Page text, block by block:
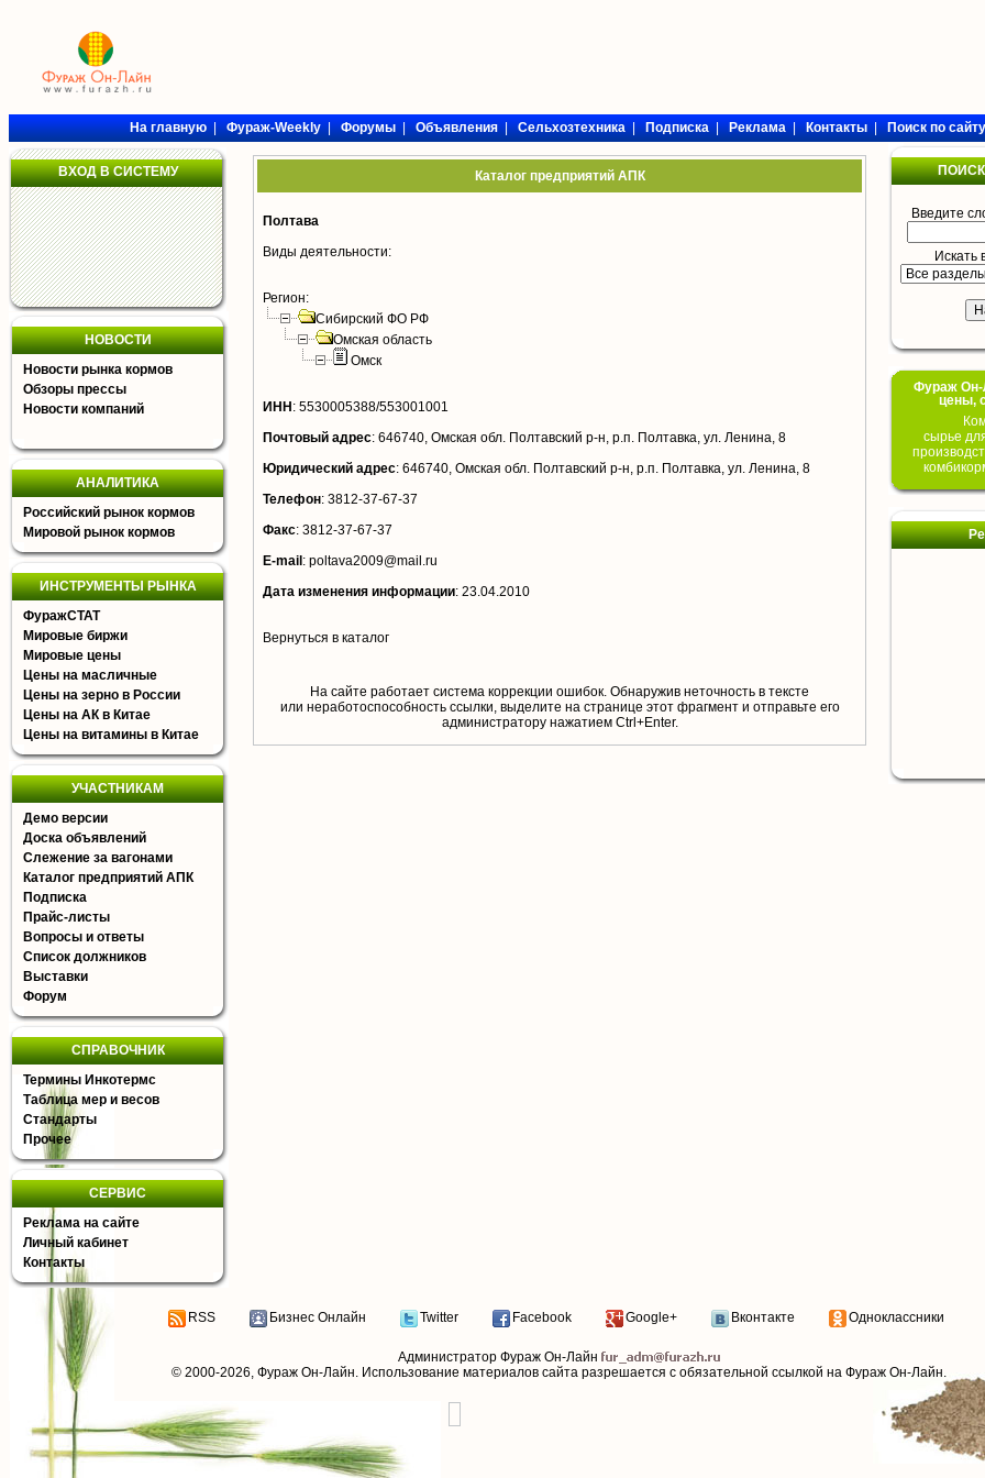
На главную|Фураж-Weekly|Форумы|Объявления|Сельхозтехника|Подписка|Реклама|Контакты|Поиск по сайту
ВХОД В СИСТЕМУ
НОВОСТИ
Новости рынка кормов
Обзоры прессы
Новости компаний
АНАЛИТИКА
Российский рынок кормов
Мировой рынок кормов
ИНСТРУМЕНТЫ РЫНКА
ФуражСТАТ
Мировые биржи
Мировые цены
Цены на масличные
Цены на зерно в России
Цены на АК в Китае
Цены на витамины в Китае
УЧАСТНИКАМ
Демо версии
Доска объявлений
Слежение за вагонами
Каталог предприятий АПК
Подписка
Прайс-листы
Вопросы и ответы
Список должников
Выставки
Форум
СПРАВОЧНИК
Термины Инкотермс
Таблица мер и весов
Стандарты
Прочее
СЕРВИС
Реклама на сайте
Личный кабинет
Контакты
Каталог предприятий АПК
Полтава
Виды деятельности:
Регион:
Сибирский ФО РФ
Омская область
Омск
ИНН : 5530005388/553001001
Почтовый адрес: 646740, Омская обл. Полтавский р-н, р.п. Полтавка, ул. Ленина, 8
Юридический адрес: 646740, Омская обл. Полтавский р-н, р.п. Полтавка, ул. Ленина, 8
Телефон: 3812-37-67-37
Факс: 3812-37-67-37
E-mail : poltava2009@mail.ru
Дата изменения информации: 23.04.2010
Вернуться в каталог
На сайте работает система коррекции ошибок. Обнаружив неточность в тексте
или неработоспособность ссылки, выделите на странице этот фрагмент и отправьте его
aдминистратору нажатием Ctrl+Enter.
Введите
Искать
Фураж Он-
цены,
сырье
RSS Бизнес Онлайн Twitter Facebook Google+ Вконтакте Одноклассники
Администратор Фураж Он-Лайн
© 2000-2026, Фураж Он-Лайн. Использование материалов сайта разрешается с обязательной ссылкой на Фураж Он-Лайн.